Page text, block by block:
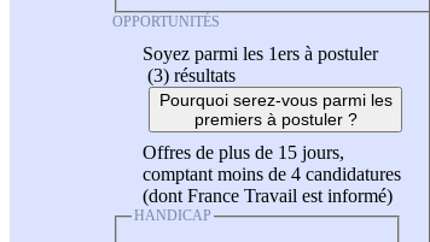
OPPORTUNITÉS
Soyez parmi les 1ers à postuler
(3) résultats
Pourquoi serez-vous parmi les
premiers à postuler ?
Offres de plus de 15 jours,
comptant moins de 4 candidatures
(dont France Travail est informé)
HANDICAP